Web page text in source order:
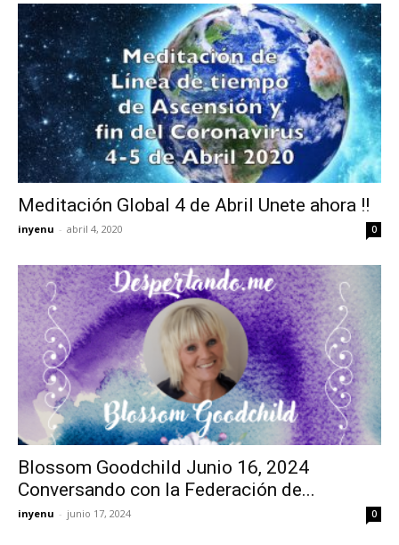
Meditación Global 4 de Abril Unete ahora !!
inyenu - abril 4, 2020 0
Blossom Goodchild Junio 16, 2024
Conversando con la Federación de...
inyenu - junio 17, 2024 0